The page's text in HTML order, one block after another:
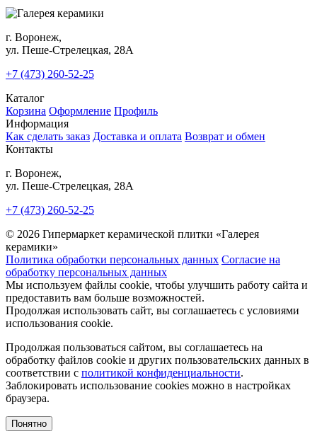
г. Воронеж,
ул. Пеше-Cтрелецкая, 28А
+7 (473) 260-52-25
Каталог
Корзина Оформление Профиль
Информация
Как сделать заказ Доставка и оплата Возврат и обмен
Контакты
г. Воронеж,
ул. Пеше-Cтрелецкая, 28А
+7 (473) 260-52-25
© 2026 Гипермаркет керамической плитки «Галерея
керамики»
Политика обработки персональных данных Согласие на
обработку персональных данных
Мы используем файлы cookie, чтобы улучшить работу сайта и
предоставить вам больше возможностей.
Продолжая использовать сайт, вы соглашаетесь с условиями
использования cookie.
Продолжая пользоваться сайтом, вы соглашаетесь на
обработку файлов cookie и других пользовательских данных в
соответствии с политикой конфиденциальности.
Заблокировать использование cookies можно в настройках
браузера.
Понятно